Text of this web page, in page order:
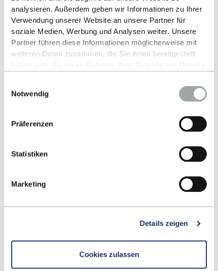
analysieren. Außerdem geben wir Informationen zu Ihrer
Verwendung unserer Website an unsere Partner für
soziale Medien, Werbung und Analysen weiter. Unsere
Partner führen diese Informationen möglicherweise mit
weiteren Daten zusammen, die Sie ihnen bereitgestellt
Alles zum Thema Cookies und personenbezogene
Datenverarbeitung entnehmen Sie unserer
Notwendig
Präferenzen
Statistiken
Marketing
Details zeigen
Cookies zulassen
Kennen Sie schon unserStudiengangsvideo?
ALLE EVENTS
Kontakt